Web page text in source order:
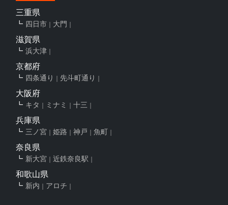
三重県
四日市 大門
滋賀県
浜大津
京都府
四条通り 先斗町通り
大阪府
キタ ミナミ 十三
兵庫県
三ノ宮 姫路 神戸 魚町
奈良県
新大宮 近鉄奈良駅
和歌山県
新内 アロチ